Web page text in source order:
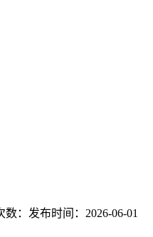
数： 发布时间： 2026-06-01